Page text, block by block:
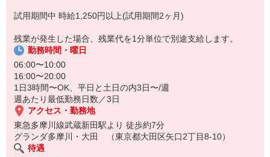
試用期間中 時給1,250円以上(試用期間2ヶ月)
残業が発生した場合、残業代を1分単位で別途支給します。
勤務時間・曜日
06:00〜10:00
16:00〜20:00
1日3時間〜OK、平日と土日の内3日〜/週
週あたり最低勤務日数／3日
アクセス・勤務地
東急多摩川線武蔵新田駅より 徒歩約7分
グランダ多摩川・大田 （東京都大田区矢口2丁目8-10）
待遇